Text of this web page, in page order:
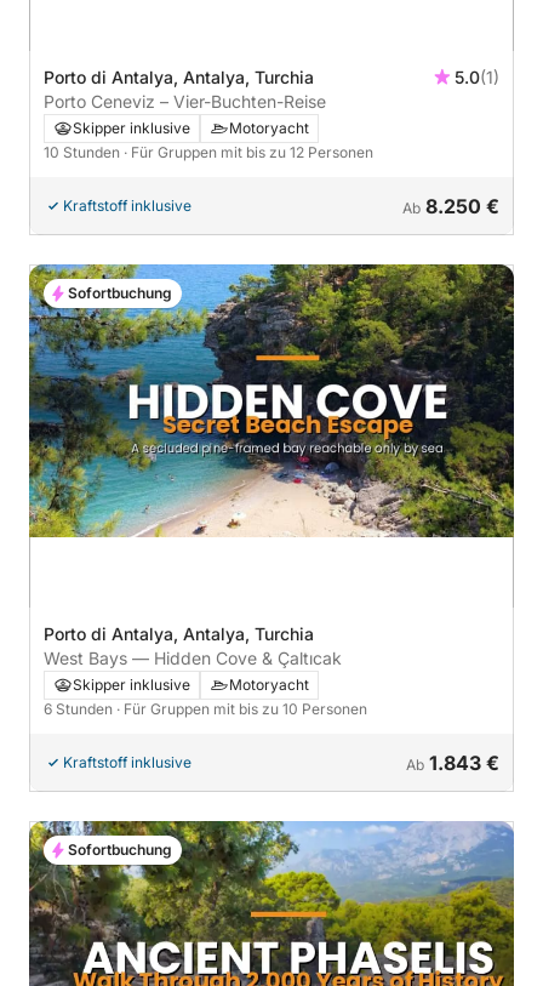
Porto di Antalya, Antalya, Turchia 5.0(1)
Porto Ceneviz – Vier-Buchten-Reise
Skipper inklusive
Motoryacht
10 Stunden · Für Gruppen mit bis zu 12 Personen
Kraftstoff inklusive Ab 8.250 €
Porto di Antalya, Antalya, Turchia
West Bays — Hidden Cove & Çaltıcak
Skipper inklusive
Motoryacht
6 Stunden · Für Gruppen mit bis zu 10 Personen
Kraftstoff inklusive Ab 1.843 €
Sofortbuchung
Sofortbuchung